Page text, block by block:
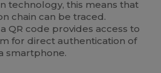
technology, this means that
chain can be traced.
QR code provides access to
for direct authentication of
smartphone.